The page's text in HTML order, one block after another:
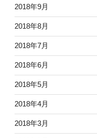
2018年9月
2018年8月
2018年7月
2018年6月
2018年5月
2018年4月
2018年3月